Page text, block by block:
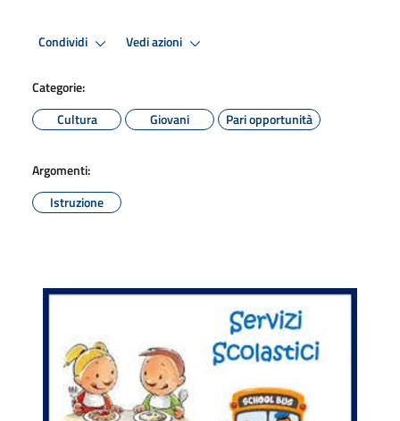
Condividi Vedi azioni
Categorie:
Cultura
Giovani Pari opportunità
Argomenti:
Istruzione